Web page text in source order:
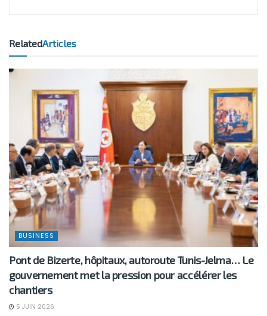
RelatedArticles
BUSINESS
Pont de Bizerte, hôpitaux, autoroute Tunis-Jelma… Le
gouvernement met la pression pour accélérer les
chantiers
5 JUIN 2026